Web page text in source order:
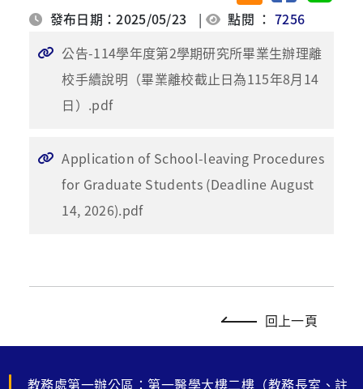
發布日期：2025/05/23 | 點閱 ：7256
公告-114學年度第2學期研究所畢業生辦理離
校手續說明（畢業離校截止日為115年8月14
日）.pdf
Application of School-leaving Procedures
for Graduate Students (Deadline August
14, 2026).pdf
回上一頁
教務處第一辦公區：第一醫學大樓二樓（教務長室、註